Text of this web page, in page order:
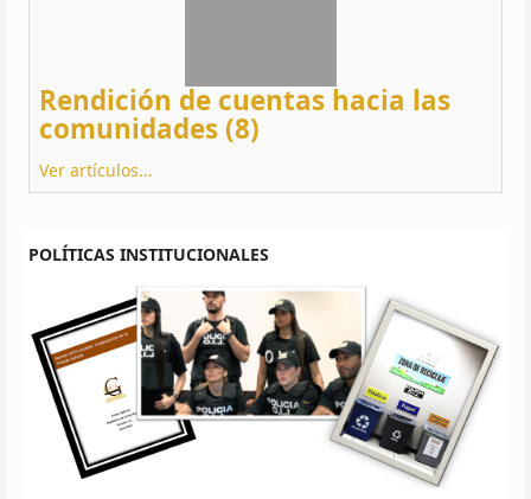
Rendición de cuentas hacia las
comunidades (8)
Ver artículos...
POLÍTICAS INSTITUCIONALES